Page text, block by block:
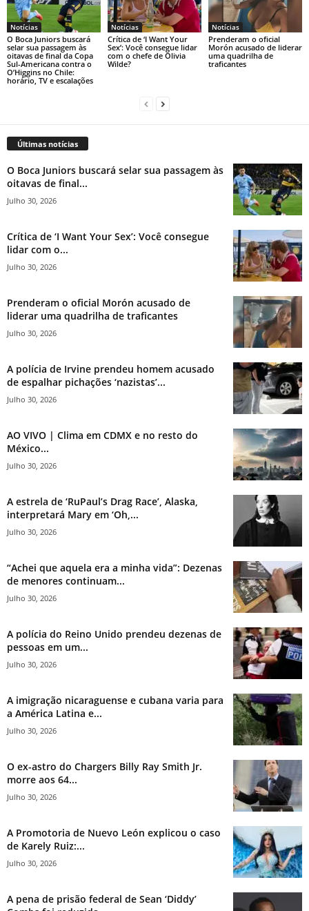
Notícias
O Boca Juniors buscará
selar sua passagem às
oitavas de final da Copa
Sul-Americana contra o
O’Higgins no Chile:
horário, TV e escalações
Notícias
Crítica de ‘I Want Your
Sex’: Você consegue lidar
com o chefe de Olivia
Wilde?
Notícias
Prenderam o oficial
Morón acusado de liderar
uma quadrilha de
traficantes
Últimas notícias
O Boca Juniors buscará selar sua passagem às
oitavas de final...
Julho 30, 2026
Crítica de ‘I Want Your Sex’: Você consegue
lidar com o...
Julho 30, 2026
Prenderam o oficial Morón acusado de
liderar uma quadrilha de traficantes
Julho 30, 2026
A polícia de Irvine prendeu homem acusado
de espalhar pichações ‘nazistas’...
Julho 30, 2026
AO VIVO | Clima em CDMX e no resto do
México...
Julho 30, 2026
A estrela de ‘RuPaul’s Drag Race’, Alaska,
interpretará Mary em ‘Oh,...
Julho 30, 2026
“Achei que aquela era a minha vida”: Dezenas
de menores continuam...
Julho 30, 2026
A polícia do Reino Unido prendeu dezenas de
pessoas em um...
Julho 30, 2026
A imigração nicaraguense e cubana varia para
a América Latina e...
Julho 30, 2026
O ex-astro do Chargers Billy Ray Smith Jr.
morre aos 64...
Julho 30, 2026
A Promotoria de Nuevo León explicou o caso
de Karely Ruiz:...
Julho 30, 2026
A pena de prisão federal de Sean ‘Diddy’